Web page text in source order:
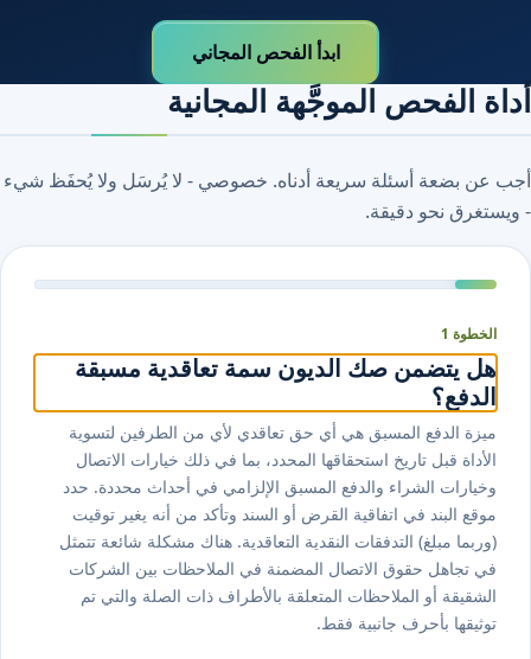
ابدأ الفحص المجاني
أداة الفحص الموجَّهة المجانية
أجب عن بضعة أسئلة سريعة أدناه. خصوصي - لا يُرسَل ولا يُحفَظ شيء
- ويستغرق نحو دقيقة.
الخطوة 1
هل يتضمن صك الديون سمة تعاقدية مسبقة
الدفع؟
ميزة الدفع المسبق هي أي حق تعاقدي لأي من الطرفين لتسوية
الأداة قبل تاريخ استحقاقها المحدد، بما في ذلك خيارات الاتصال
وخيارات الشراء والدفع المسبق الإلزامي في أحداث محددة. حدد
موقع البند في اتفاقية القرض أو السند وتأكد من أنه يغير توقيت
(وربما مبلغ) التدفقات النقدية التعاقدية. هناك مشكلة شائعة تتمثل
في تجاهل حقوق الاتصال المضمنة في الملاحظات بين الشركات
الشقيقة أو الملاحظات المتعلقة بالأطراف ذات الصلة والتي تم
توثيقها بأحرف جانبية فقط.